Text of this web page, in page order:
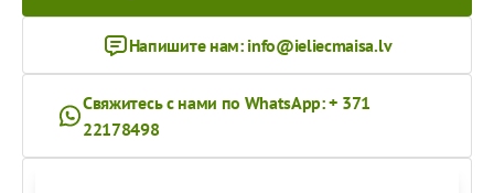
Напишите нам: info@ieliecmaisa.lv
Свяжитесь с нами по WhatsApp: + 371
22178498